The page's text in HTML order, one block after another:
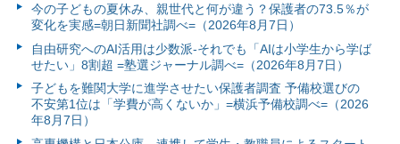
今の子どもの夏休み、親世代と何が違う？保護者の73.5％が
変化を実感=朝日新聞社調べ=（2026年8月7日）
自由研究へのAI活用は少数派-それでも「AIは小学生から学ば
せたい」8割超 =塾選ジャーナル調べ=（2026年8月7日）
子どもを難関大学に進学させたい保護者調査 予備校選びの
不安第1位は「学費が高くないか」=横浜予備校調べ=（2026
年8月7日）